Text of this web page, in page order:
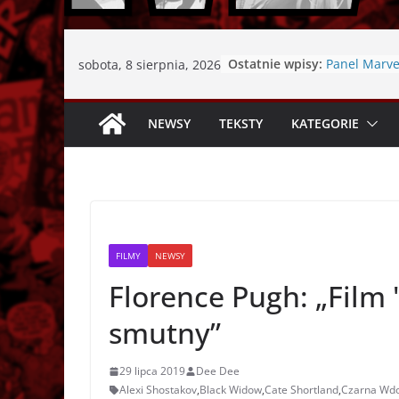
sobota, 8 sierpnia, 2026 Ostatnie wpisy: Panel
Copernicon
„Amazing
język –
Dni
NEWSY TEKSTY KATEGORIE
FILMY NEWSY
Florence Pugh:
smutny”
29 lipca 2019
Dee Dee
Alexi Shostakov,Black Widow,Cate Shortland,Czarna